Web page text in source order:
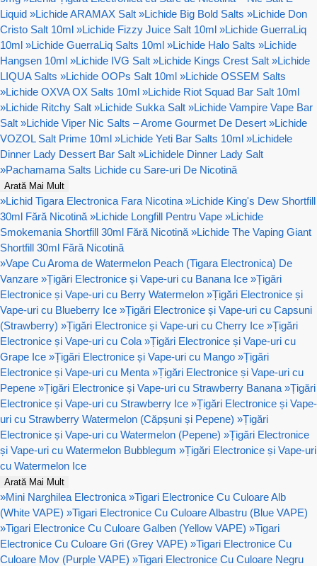
Liquid »Lichide ARAMAX Salt »Lichide Big Bold Salts »Lichide Don
Cristo Salt 10ml »Lichide Fizzy Juice Salt 10ml »Lichide GuerraLiq
10ml »Lichide GuerraLiq Salts 10ml »Lichide Halo Salts »Lichide
Hangsen 10ml »Lichide IVG Salt »Lichide Kings Crest Salt »Lichide
LIQUA Salts »Lichide OOPs Salt 10ml »Lichide OSSEM Salts
»Lichide OXVA OX Salts 10ml »Lichide Riot Squad Bar Salt 10ml
»Lichide Ritchy Salt »Lichide Sukka Salt »Lichide Vampire Vape Bar
Salt »Lichide Viper Nic Salts – Arome Gourmet De Desert »Lichide
VOZOL Salt Prime 10ml »Lichide Yeti Bar Salts 10ml »Lichidele
Dinner Lady Dessert Bar Salt »Lichidele Dinner Lady Salt
»Pachamama Salts Lichide cu Sare-uri De Nicotină
Arată Mai Mult
»Lichid Tigara Electronica Fara Nicotina »Lichide King's Dew Shortfill
30ml Fără Nicotină »Lichide Longfill Pentru Vape »Lichide
Smokemania Shortfill 30ml Fără Nicotină »Lichide The Vaping Giant
Shortfill 30ml Fără Nicotină
»Vape Cu Aroma de Watermelon Peach (Tigara Electronica) De
Vanzare »Țigări Electronice și Vape-uri cu Banana Ice »Țigări
Electronice și Vape-uri cu Berry Watermelon »Țigări Electronice și
Vape-uri cu Blueberry Ice »Țigări Electronice și Vape-uri cu Capsuni
(Strawberry) »Țigări Electronice și Vape-uri cu Cherry Ice »Țigări
Electronice și Vape-uri cu Cola »Țigări Electronice și Vape-uri cu
Grape Ice »Țigări Electronice și Vape-uri cu Mango »Țigări
Electronice și Vape-uri cu Menta »Țigări Electronice și Vape-uri cu
Pepene »Țigări Electronice și Vape-uri cu Strawberry Banana »Țigări
Electronice și Vape-uri cu Strawberry Ice »Țigări Electronice și Vape-
uri cu Strawberry Watermelon (Căpșuni și Pepene) »Țigări
Electronice și Vape-uri cu Watermelon (Pepene) »Țigări Electronice
și Vape-uri cu Watermelon Bubblegum »Țigări Electronice și Vape-uri
cu Watermelon Ice
Arată Mai Mult
»Mini Narghilea Electronica »Tigari Electronice Cu Culoare Alb
(White VAPE) »Tigari Electronice Cu Culoare Albastru (Blue VAPE)
»Tigari Electronice Cu Culoare Galben (Yellow VAPE) »Tigari
Electronice Cu Culoare Gri (Grey VAPE) »Tigari Electronice Cu
Culoare Mov (Purple VAPE) »Tigari Electronice Cu Culoare Negru